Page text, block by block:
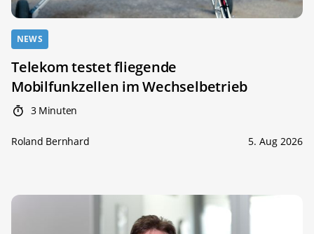
NEWS
Telekom testet fliegende
Mobilfunkzellen im Wechselbetrieb
3 Minuten
Roland Bernhard 5. Aug 2026